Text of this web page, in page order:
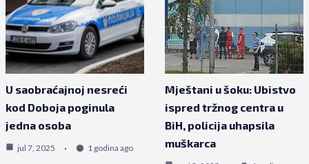
U saobraćajnoj nesreći
kod Doboja poginula
jedna osoba
jul 7, 2025 1 godina ago
Mještani u šoku: Ubistvo
ispred tržnog centra u
BiH, policija uhapsila
muškarca